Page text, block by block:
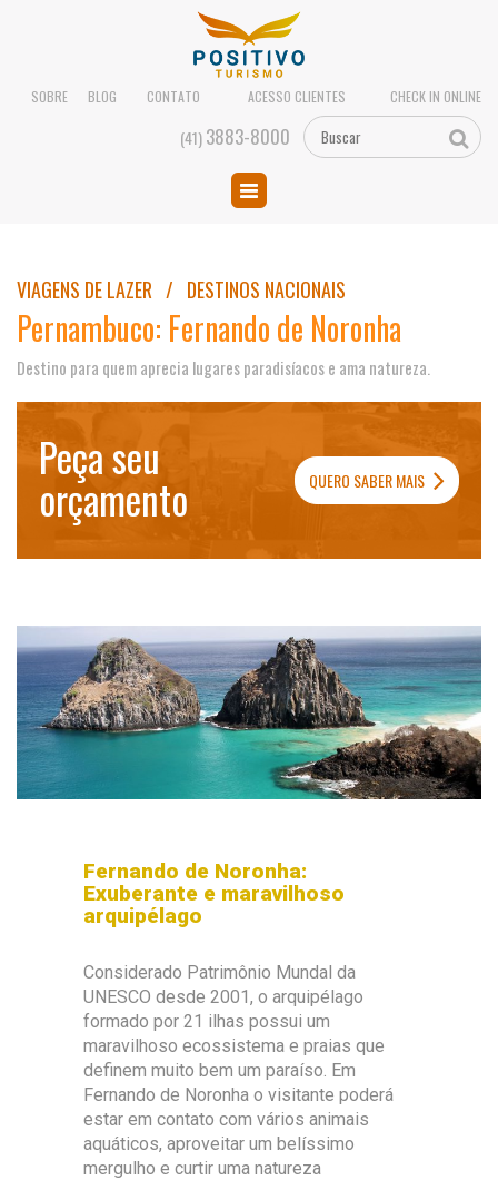
SOBRE BLOG CONTATO ACESSO CLIENTES CHECK IN ONLINE
(41)3883-8000
VIAGENS DE LAZER / DESTINOS NACIONAIS
Pernambuco: Fernando de Noronha
Destino para quem aprecia lugares paradisíacos e ama natureza.
Peça seu
orçamento QUERO SABER MAIS
Fernando de Noronha:
Exuberante e maravilhoso
arquipélago
Considerado Patrimônio Mundal da
UNESCO desde 2001, o arquipélago
formado por 21 ilhas possui um
maravilhoso ecossistema e praias que
definem muito bem um paraíso. Em
Fernando de Noronha o visitante poderá
estar em contato com vários animais
aquáticos, aproveitar um belíssimo
mergulho e curtir uma natureza